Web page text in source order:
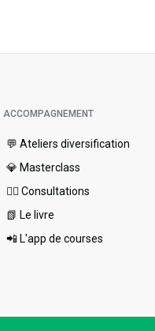
ACCOMPAGNEMENT
💬 Ateliers diversification
💎 Masterclass
👩‍⚕️ Consultations
📗 Le livre
📲 L'app de courses